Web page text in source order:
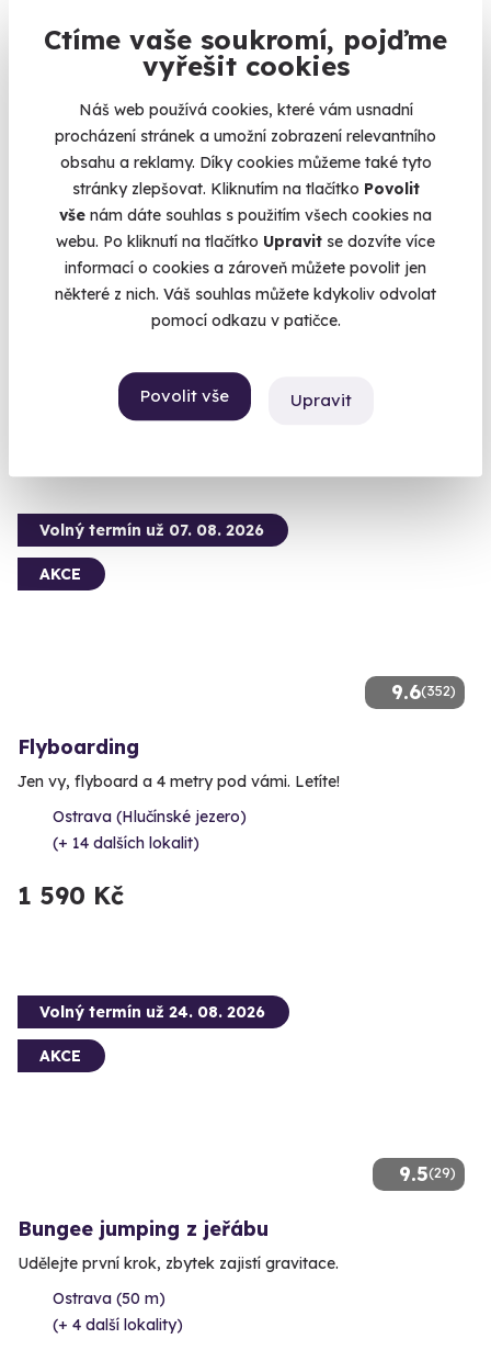
Ctíme vaše soukromí, pojďme
vyřešit cookies
Náš web používá cookies, které vám usnadní
procházení stránek a umožní zobrazení relevantního
obsahu a reklamy. Díky cookies můžeme také tyto
stránky zlepšovat. Kliknutím na tlačítko Povolit
vše nám dáte souhlas s použitím všech cookies na
webu. Po kliknutí na tlačítko Upravit se dozvíte více
informací o cookies a zároveň můžete povolit jen
některé z nich. Váš souhlas můžete kdykoliv odvolat
pomocí odkazu v patičce.
Povolit vše Upravit
9.6(104)
AKCE
Thajská masáž
Zažijte Thajsko na vlastní kůži.
1 650 Kč
9.6(352)
Volný termín už 07. 08. 2026
AKCE
Flyboarding
Jen vy, flyboard a 4 metry pod vámi. Letíte!
Ostrava (Hlučínské jezero)
(+ 14 dalších lokalit)
1 590 Kč
9.5(29)
Volný termín už 24. 08. 2026
AKCE
Bungee jumping z jeřábu
Udělejte první krok, zbytek zajistí gravitace.
Ostrava (50 m)
(+ 4 další lokality)